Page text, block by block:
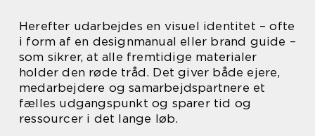
Herefter udarbejdes en visuel identitet – ofte
i form af en designmanual eller brand guide –
som sikrer, at alle fremtidige materialer
holder den røde tråd. Det giver både ejere,
medarbejdere og samarbejdspartnere et
fælles udgangspunkt og sparer tid og
ressourcer i det lange løb.